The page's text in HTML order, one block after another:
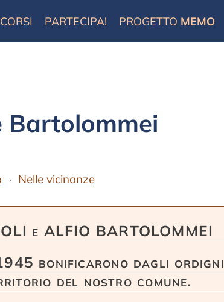
PARTECIPA! PROGETTO MEMO
Bartolommei
Nelle vicinanze
e ALFIO BARTOLOMMEI
bonificarono dagli ordigni
del nostro comune.